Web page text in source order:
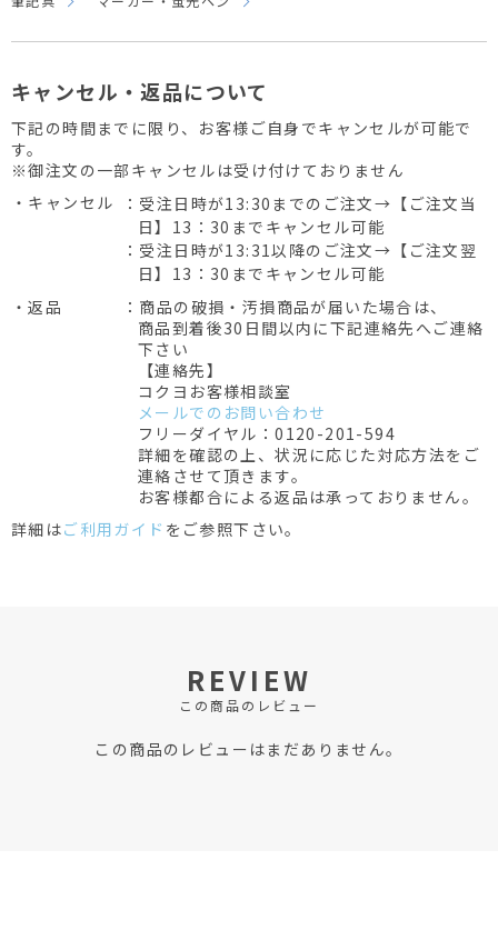
キャンセル・返品について
下記の時間までに限り、お客様ご自身でキャンセルが可能で
す。
※御注文の一部キャンセルは受け付けておりません
・キャンセル
：受注日時が13:30までのご注文→【ご注文当
日】13：30までキャンセル可能
：受注日時が13:31以降のご注文→【ご注文翌
日】13：30までキャンセル可能
・返品
：商品の破損・汚損商品が届いた場合は、
商品到着後30日間以内に下記連絡先へご連絡
下さい
【連絡先】
コクヨお客様相談室
メールでのお問い合わせ
フリーダイヤル：0120-201-594
詳細を確認の上、状況に応じた対応方法をご
連絡させて頂きます。
お客様都合による返品は承っておりません。
詳細はご利用ガイド をご参照下さい。
REVIEW
この商品のレビュー
この商品のレビューはまだありません。